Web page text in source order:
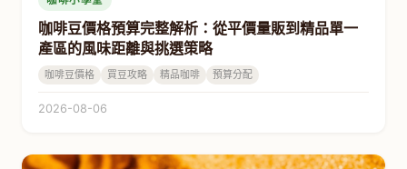
咖啡豆價格預算完整解析：從平價量販到精品單一
產區的風味距離與挑選策略
咖啡豆價格 買豆攻略 精品咖啡 預算分配
2026-08-06